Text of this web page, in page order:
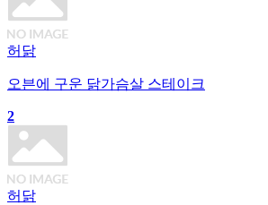
허닭
오븐에 구운 닭가슴살 스테이크
2
허닭